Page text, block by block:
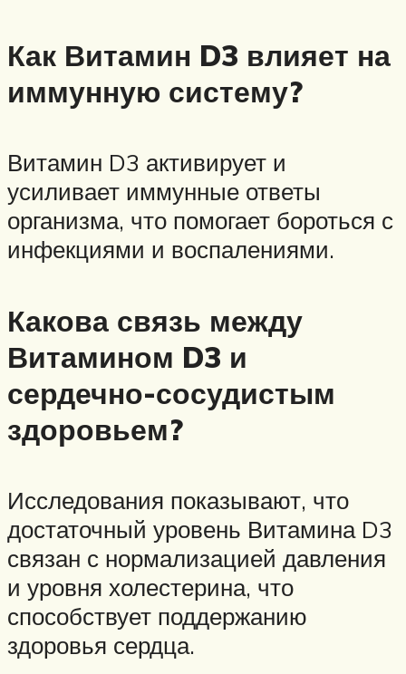
Как Витамин D3 влияет на
иммунную систему?
Витамин D3 активирует и
усиливает иммунные ответы
организма, что помогает бороться с
инфекциями и воспалениями.
Какова связь между
Витамином D3 и
сердечно-сосудистым
здоровьем?
Исследования показывают, что
достаточный уровень Витамина D3
связан с нормализацией давления
и уровня холестерина, что
способствует поддержанию
здоровья сердца.